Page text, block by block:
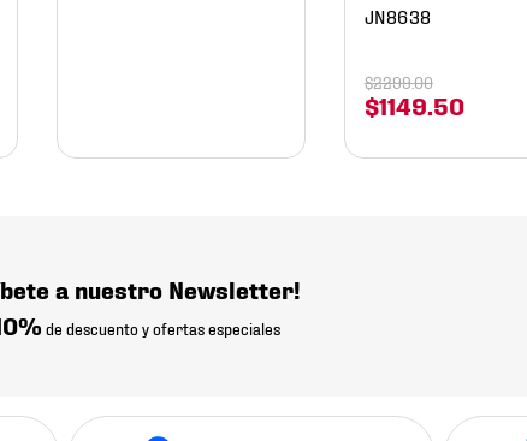
JN8638
$1149.50
$2299.00
a nuestro Newsletter!
de descuento y ofertas especiales